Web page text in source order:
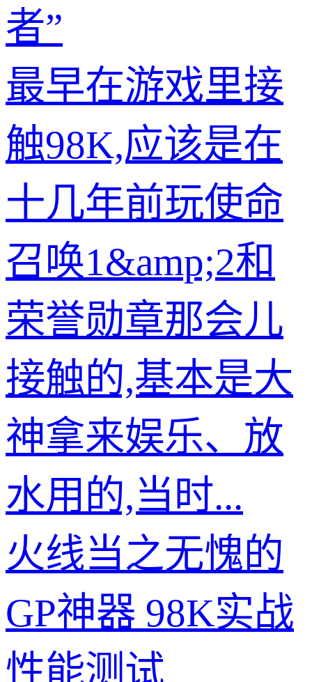
者”
最早在游戏里接
触98K,应该是在
十几年前玩使命
召唤1&amp;2和
荣誉勋章那会儿
接触的,基本是大
神拿来娱乐、放
水用的,当时...
火线当之无愧的
GP神器 98K实战
性能测试